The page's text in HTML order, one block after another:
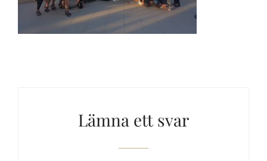
Lämna ett svar